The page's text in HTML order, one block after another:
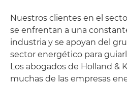
Nuestros clientes en el
se enfrentan a una
industria y se apoyan del
sector energético para
Los abogados de Holland &
muchas de las empresas